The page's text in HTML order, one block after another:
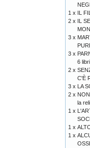
1 x IL
2 x IL
3 x
3 x
6
2 x
C'È
3 x LA
2 x
la
1 x
1 x
1 x